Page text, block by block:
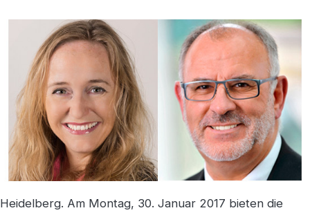
Heidelberg. Am Montag, 30. Januar 2017 bieten die